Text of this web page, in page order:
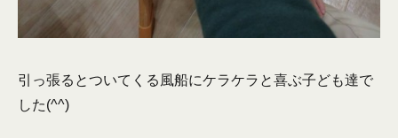
引っ張るとついてくる風船にケラケラと喜ぶ子ども達で
した(^^)